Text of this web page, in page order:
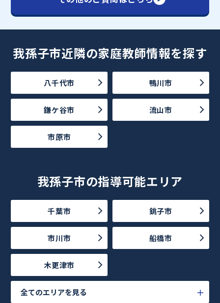
我孫子市近隣の家庭教師情報を探す
八千代市 鴨川市
鎌ケ谷市 流山市
市原市
我孫子市の指導可能エリア
千葉市 銚子市
市川市 船橋市
木更津市
全てのエリアを見る